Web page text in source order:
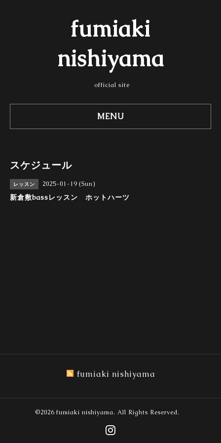
fumiaki
nishiyama
official site
MENU
スケジュール
レッスン 2025-01-19 (Sun)
新倉敷bassレッスン ホットハーツ
fumiaki nishiyama
©2026 fumiaki nishiyama. All Rights Reserved.